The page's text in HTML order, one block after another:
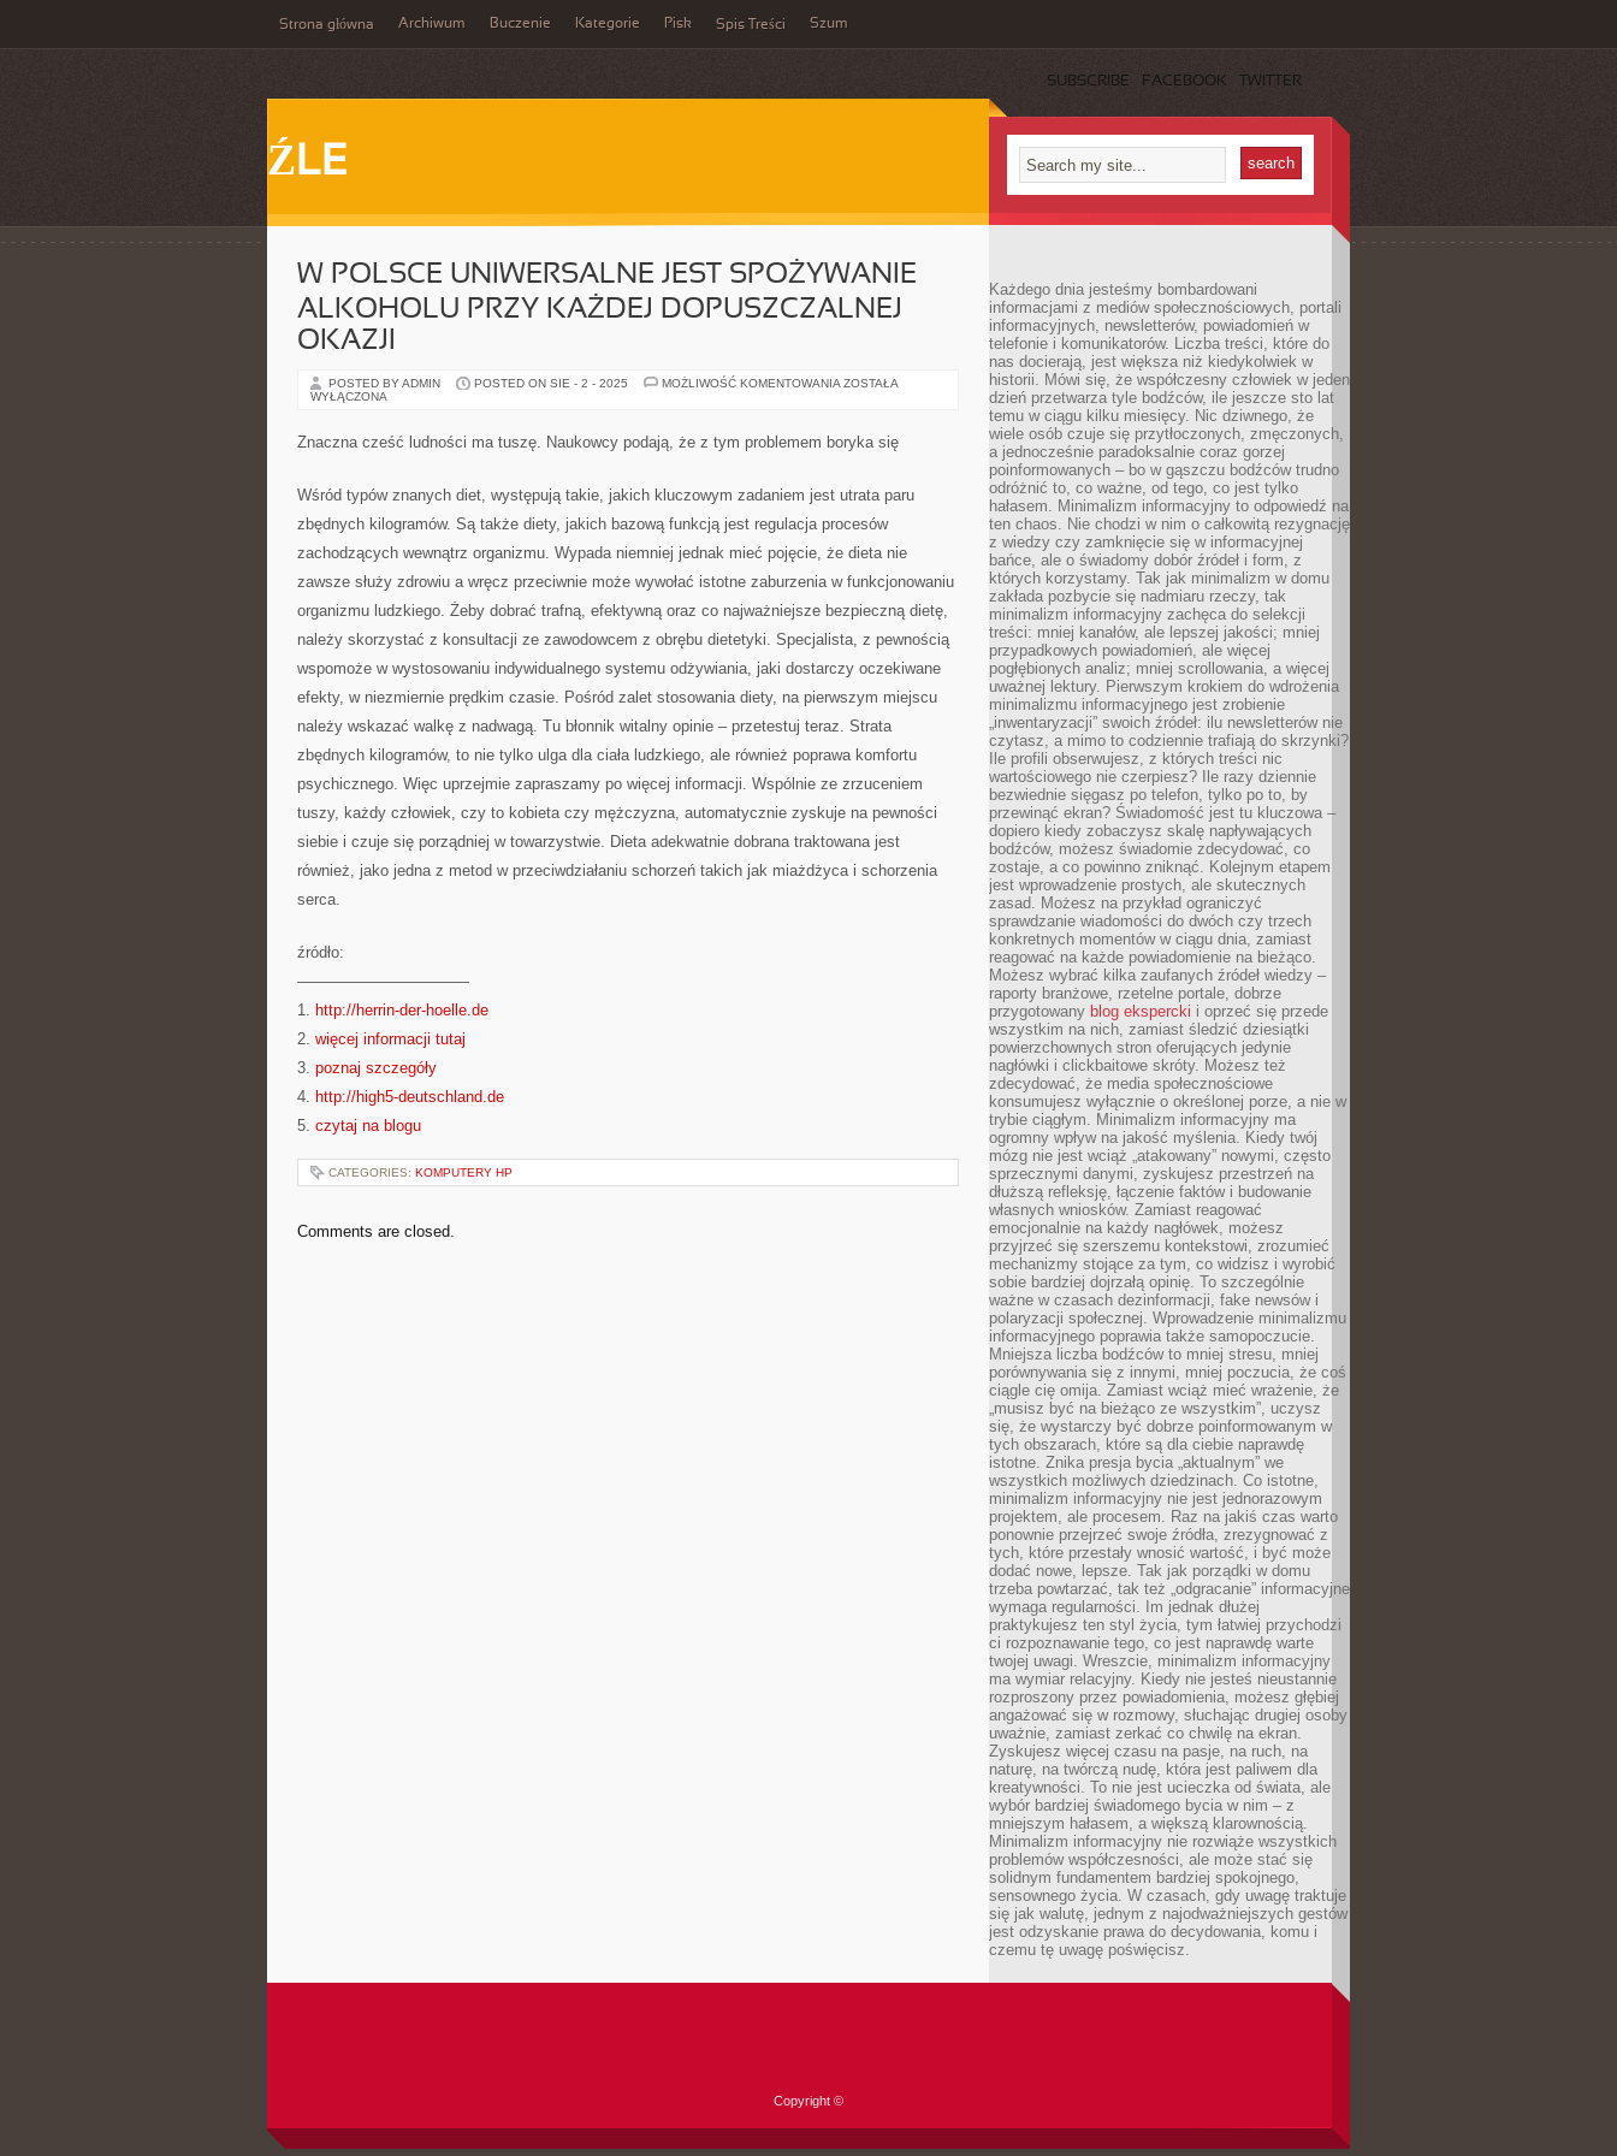
Strona główna Archiwum Buczenie Kategorie Pisk Spis Treści Szum
SUBSCRIBE FACEBOOK TWITTER
ŹLE
W POLSCE UNIWERSALNE JEST SPOŻYWANIE
ALKOHOLU PRZY KAŻDEJ DOPUSZCZALNEJ
OKAZJI
POSTED BY ADMIN POSTED ON SIE - 2 - 2025 MOŻLIWOŚĆ KOMENTOWANIA W
SPOŻYWANIE
ALKOHOLU
DOPUSZCZALNEJ
OKAZJI
ZOSTAŁA
WYŁĄCZONA
Znaczna cześć ludności ma tuszę. Naukowcy podają, że z tym problemem boryka się
Wśród typów znanych diet, występują takie, jakich kluczowym zadaniem jest utrata paru
zbędnych kilogramów. Są także diety, jakich bazową funkcją jest regulacja procesów
zachodzących wewnątrz organizmu. Wypada niemniej jednak mieć pojęcie, że dieta nie
zawsze służy zdrowiu a wręcz przeciwnie może wywołać istotne zaburzenia w funkcjonowaniu
organizmu ludzkiego. Żeby dobrać trafną, efektywną oraz co najważniejsze bezpieczną dietę,
należy skorzystać z konsultacji ze zawodowcem z obrębu dietetyki. Specjalista, z pewnością
wspomoże w wystosowaniu indywidualnego systemu odżywiania, jaki dostarczy oczekiwane
efekty, w niezmiernie prędkim czasie. Pośród zalet stosowania diety, na pierwszym miejscu
należy wskazać walkę z nadwagą. Tu błonnik witalny opinie – przetestuj teraz. Strata
zbędnych kilogramów, to nie tylko ulga dla ciała ludzkiego, ale również poprawa komfortu
psychicznego. Więc uprzejmie zapraszamy po więcej informacji. Wspólnie ze zrzuceniem
tuszy, każdy człowiek, czy to kobieta czy mężczyzna, automatycznie zyskuje na pewności
siebie i czuje się porządniej w towarzystwie. Dieta adekwatnie dobrana traktowana jest
również, jako jedna z metod w przeciwdziałaniu schorzeń takich jak miażdżyca i schorzenia
serca.
źródło:
———————————
1. http://herrin-der-hoelle.de
2. więcej informacji tutaj
3. poznaj szczegóły
4. http://high5-deutschland.de
5. czytaj na blogu
CATEGORIES: KOMPUTERY HP
Comments are closed.
Każdego dnia jesteśmy bombardowani
informacjami z mediów społecznościowych, portali
informacyjnych, newsletterów, powiadomień w
telefonie i komunikatorów. Liczba treści, które do
nas docierają, jest większa niż kiedykolwiek w
historii. Mówi się, że współczesny człowiek w jeden
dzień przetwarza tyle bodźców, ile jeszcze sto lat
temu w ciągu kilku miesięcy. Nic dziwnego, że
wiele osób czuje się przytłoczonych, zmęczonych,
a jednocześnie paradoksalnie coraz gorzej
poinformowanych – bo w gąszczu bodźców trudno
odróżnić to, co ważne, od tego, co jest tylko
hałasem. Minimalizm informacyjny to odpowiedź na
ten chaos. Nie chodzi w nim o całkowitą rezygnację
z wiedzy czy zamknięcie się w informacyjnej
bańce, ale o świadomy dobór źródeł i form, z
których korzystamy. Tak jak minimalizm w domu
zakłada pozbycie się nadmiaru rzeczy, tak
minimalizm informacyjny zachęca do selekcji
treści: mniej kanałów, ale lepszej jakości; mniej
przypadkowych powiadomień, ale więcej
pogłębionych analiz; mniej scrollowania, a więcej
uważnej lektury. Pierwszym krokiem do wdrożenia
minimalizmu informacyjnego jest zrobienie
„inwentaryzacji” swoich źródeł: ilu newsletterów nie
czytasz, a mimo to codziennie trafiają do skrzynki?
Ile profili obserwujesz, z których treści nic
wartościowego nie czerpiesz? Ile razy dziennie
bezwiednie sięgasz po telefon, tylko po to, by
przewinąć ekran? Świadomość jest tu kluczowa –
dopiero kiedy zobaczysz skalę napływających
bodźców, możesz świadomie zdecydować, co
zostaje, a co powinno zniknąć. Kolejnym etapem
jest wprowadzenie prostych, ale skutecznych
zasad. Możesz na przykład ograniczyć
sprawdzanie wiadomości do dwóch czy trzech
konkretnych momentów w ciągu dnia, zamiast
reagować na każde powiadomienie na bieżąco.
Możesz wybrać kilka zaufanych źródeł wiedzy –
raporty branżowe, rzetelne portale, dobrze
przygotowany blog ekspercki i oprzeć się przede
wszystkim na nich, zamiast śledzić dziesiątki
powierzchownych stron oferujących jedynie
nagłówki i clickbaitowe skróty. Możesz też
zdecydować, że media społecznościowe
konsumujesz wyłącznie o określonej porze, a nie w
trybie ciągłym. Minimalizm informacyjny ma
ogromny wpływ na jakość myślenia. Kiedy twój
mózg nie jest wciąż „atakowany” nowymi, często
sprzecznymi danymi, zyskujesz przestrzeń na
dłuższą refleksję, łączenie faktów i budowanie
własnych wniosków. Zamiast reagować
emocjonalnie na każdy nagłówek, możesz
przyjrzeć się szerszemu kontekstowi, zrozumieć
mechanizmy stojące za tym, co widzisz i wyrobić
sobie bardziej dojrzałą opinię. To szczególnie
ważne w czasach dezinformacji, fake newsów i
polaryzacji społecznej. Wprowadzenie minimalizmu
informacyjnego poprawia także samopoczucie.
Mniejsza liczba bodźców to mniej stresu, mniej
porównywania się z innymi, mniej poczucia, że coś
ciągle cię omija. Zamiast wciąż mieć wrażenie, że
„musisz być na bieżąco ze wszystkim”, uczysz
się, że wystarczy być dobrze poinformowanym w
tych obszarach, które są dla ciebie naprawdę
istotne. Znika presja bycia „aktualnym” we
wszystkich możliwych dziedzinach. Co istotne,
minimalizm informacyjny nie jest jednorazowym
projektem, ale procesem. Raz na jakiś czas warto
ponownie przejrzeć swoje źródła, zrezygnować z
tych, które przestały wnosić wartość, i być może
dodać nowe, lepsze. Tak jak porządki w domu
trzeba powtarzać, tak też „odgracanie” informacyjne
wymaga regularności. Im jednak dłużej
praktykujesz ten styl życia, tym łatwiej przychodzi
ci rozpoznawanie tego, co jest naprawdę warte
twojej uwagi. Wreszcie, minimalizm informacyjny
ma wymiar relacyjny. Kiedy nie jesteś nieustannie
rozproszony przez powiadomienia, możesz głębiej
angażować się w rozmowy, słuchając drugiej osoby
uważnie, zamiast zerkać co chwilę na ekran.
Zyskujesz więcej czasu na pasje, na ruch, na
naturę, na twórczą nudę, która jest paliwem dla
kreatywności. To nie jest ucieczka od świata, ale
wybór bardziej świadomego bycia w nim – z
mniejszym hałasem, a większą klarownością.
Minimalizm informacyjny nie rozwiąże wszystkich
problemów współczesności, ale może stać się
solidnym fundamentem bardziej spokojnego,
sensownego życia. W czasach, gdy uwagę traktuje
się jak walutę, jednym z najodważniejszych gestów
jest odzyskanie prawa do decydowania, komu i
czemu tę uwagę poświęcisz.
Copyright ©